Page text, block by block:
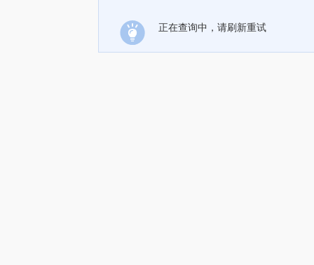
正在查询中，请刷新重试